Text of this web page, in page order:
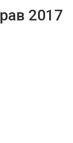
2017